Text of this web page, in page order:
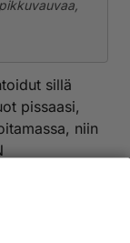
vauvalle.
dementikon
sillä
pissaasi,
niin
tai ns
riitä